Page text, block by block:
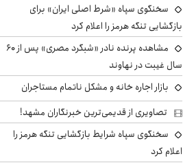
سخنگوی سپاه «شرط اصلی ایران» برای
بازگشایی تنگه هرمز را اعلام کرد
مشاهده پرنده نادر «شبگرد مصری» پس از ۶۰
سال غیبت در نهاوند
بازار اجاره خانه و مشکل ناتمام مستاجران
تصاویری از قدیمی‌ترین خبرنگاران مشهد!
سخنگوی سپاه شرایط بازگشایی تنگه هرمز را
اعلام کرد